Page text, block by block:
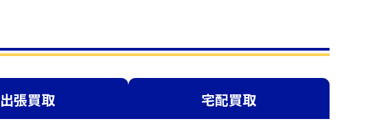
出張買取 宅配買取